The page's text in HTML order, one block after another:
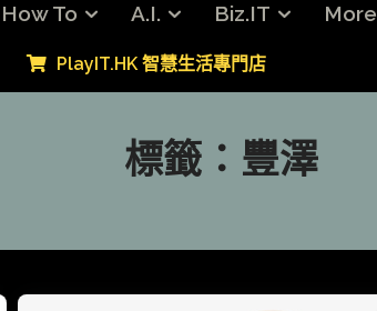
How To A.I. Biz.IT More
PlayIT.HK 智慧生活專門店
標籤： 豐澤